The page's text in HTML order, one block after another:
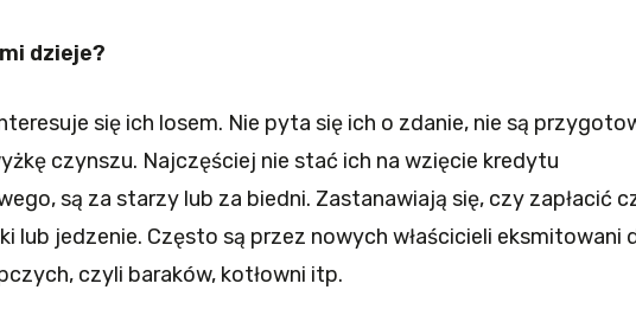
dzieje?
się ich losem. Nie pyta się ich o zdanie, nie są
czynszu. Najczęściej nie stać ich na wzięcie kredytu
są za starzy lub za biedni. Zastanawiają się, czy zapłacić
lub jedzenie. Często są przez nowych właścicieli eksmitowani
czyli baraków, kotłowni itp.